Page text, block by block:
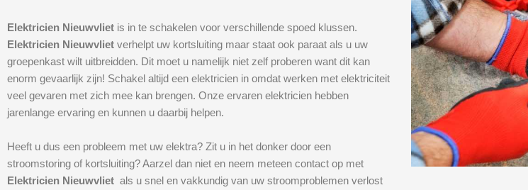
Elektricien Nieuwvliet is in te schakelen voor verschillende spoed klussen.
Elektricien Nieuwvliet verhelpt uw kortsluiting maar staat ook paraat als u uw
groepenkast wilt uitbreidden. Dit moet u namelijk niet zelf proberen want dit kan
enorm gevaarlijk zijn! Schakel altijd een elektricien in omdat werken met elektriciteit
veel gevaren met zich mee kan brengen. Onze ervaren elektricien hebben
jarenlange ervaring en kunnen u daarbij helpen.
Heeft u dus een probleem met uw elektra? Zit u in het donker door een
stroomstoring of kortsluiting? Aarzel dan niet en neem meteen contact op met
Elektricien Nieuwvliet als u snel en vakkundig van uw stroomproblemen verlost